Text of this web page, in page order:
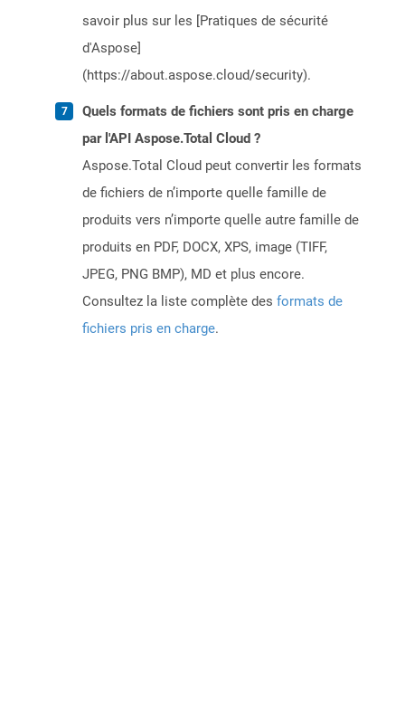
savoir plus sur les [Pratiques de sécurité
d'Aspose]
(https://about.aspose.cloud/security).
Quels formats de fichiers sont pris en charge
par l'API Aspose.Total Cloud ?
Aspose.Total Cloud peut convertir les formats
de fichiers de n’importe quelle famille de
produits vers n’importe quelle autre famille de
produits en PDF, DOCX, XPS, image (TIFF,
JPEG, PNG BMP), MD et plus encore.
Consultez la liste complète des formats de
fichiers pris en charge.